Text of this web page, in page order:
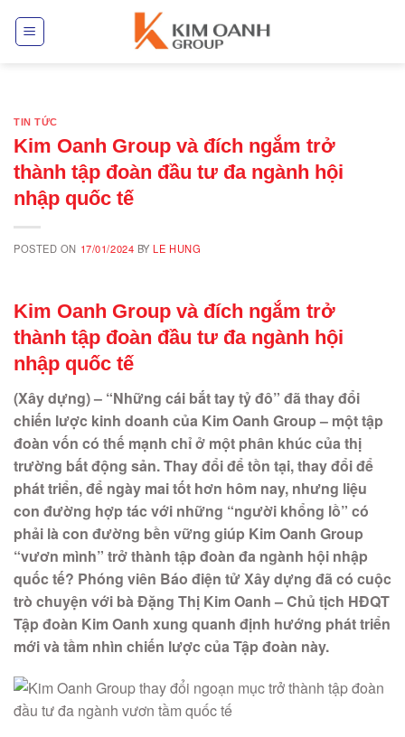
TIN TỨC
Kim Oanh Group và đích ngắm trở
thành tập đoàn đầu tư đa ngành hội
nhập quốc tế
POSTED ON 17/01/2024 BYLE HUNG
Kim Oanh Group và đích ngắm trở
thành tập đoàn đầu tư đa ngành hội
nhập quốc tế
(Xây dựng) – “Những cái bắt tay tỷ đô” đã thay đổi
chiến lược kinh doanh của Kim Oanh Group – một tập
đoàn vốn có thế mạnh chỉ ở một phân khúc của thị
trường bất động sản. Thay đổi để tồn tại, thay đổi để
phát triển, để ngày mai tốt hơn hôm nay, nhưng liệu
con đường hợp tác với những “người khổng lồ” có
phải là con đường bền vững giúp Kim Oanh Group
“vươn mình” trở thành tập đoàn đa ngành hội nhập
quốc tế? Phóng viên Báo điện tử Xây dựng đã có cuộc
trò chuyện với bà Đặng Thị Kim Oanh – Chủ tịch HĐQT
Tập đoàn Kim Oanh xung quanh định hướng phát triển
mới và tầm nhìn chiến lược của Tập đoàn này.